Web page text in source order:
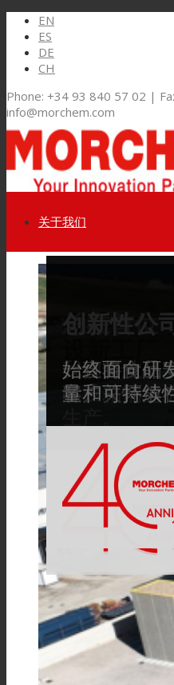
EN
ES
DE
CH
Phone: +34 93 840 57 02 |
info@morchem.com
Link to LinkedIn
Link to Youtube
Link to Mail
关于我们
市场和解决方案
科技产品复合
纺织品复合
TPU油墨连接料
创新
在瓜达拉
增加生产能
储
从1985年
我们专业从
酯胶粘剂与
总在首位
一直将食品
客户关怀放
创新性公
始终面向研
量和可持续